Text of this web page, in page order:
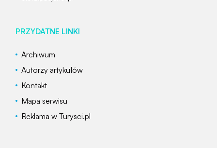
PRZYDATNE LINKI
Archiwum
Autorzy artykułów
Kontakt
Mapa serwisu
Reklama w Turysci.pl